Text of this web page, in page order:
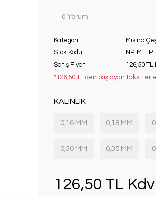
0 Yorum
Kategori Misina
Stok Kodu
NP-M-
Satış Fiyatı
126,50 TL
*126,50 TL den başlayan
KALINLIK
0,16 MM 0,18 MM
0,30 MM 0,35 MM
126,50 TL